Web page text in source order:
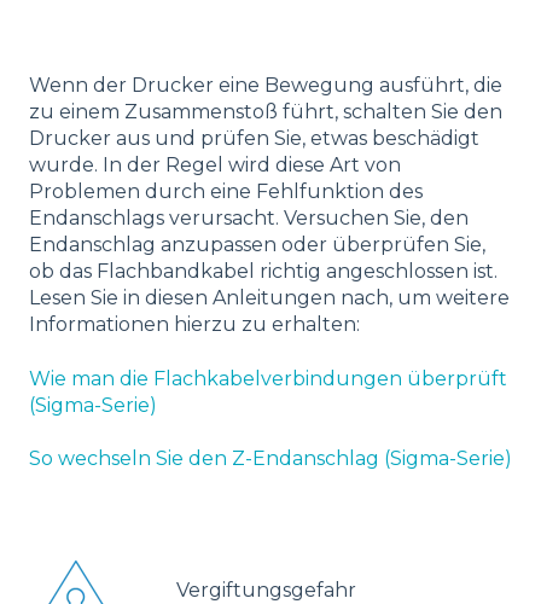
Wenn der Drucker eine Bewegung ausführt, die
zu einem Zusammenstoß führt, schalten Sie den
Drucker aus und prüfen Sie, etwas beschädigt
wurde. In der Regel wird diese Art von
Problemen durch eine Fehlfunktion des
Endanschlags verursacht. Versuchen Sie, den
Endanschlag anzupassen oder überprüfen Sie,
ob das Flachbandkabel richtig angeschlossen ist.
Lesen Sie in diesen Anleitungen nach, um weitere
Informationen hierzu zu erhalten:
Wie man die Flachkabelverbindungen überprüft
(Sigma-Serie)
So wechseln Sie den Z-Endanschlag (Sigma-Serie)
Vergiftungsgefahr